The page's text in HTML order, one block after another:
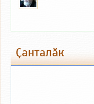
Ҫанталӑк